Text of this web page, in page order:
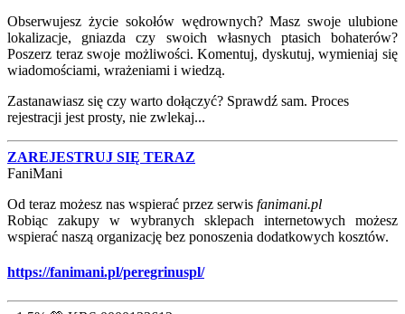
Obserwujesz życie sokołów wędrownych? Masz swoje ulubione
lokalizacje, gniazda czy swoich własnych ptasich bohaterów?
Poszerz teraz swoje możliwości. Komentuj, dyskutuj, wymieniaj się
wiadomościami, wrażeniami i wiedzą.
Zastanawiasz się czy warto dołączyć? Sprawdź sam. Proces
rejestracji jest prosty, nie zwlekaj...
ZAREJESTRUJ SIĘ TERAZ
FaniMani
Od teraz możesz nas wspierać przez serwis fanimani.pl
Robiąc zakupy w wybranych sklepach internetowych możesz
wspierać naszą organizację bez ponoszenia dodatkowych kosztów.
https://fanimani.pl/peregrinuspl/